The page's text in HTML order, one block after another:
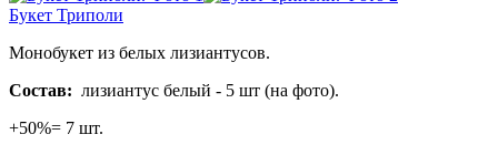
Букет Триполи
Монобукет из белых лизиантусов.
Состав: лизиантус белый - 5 шт (на фото).
+50%= 7 шт.